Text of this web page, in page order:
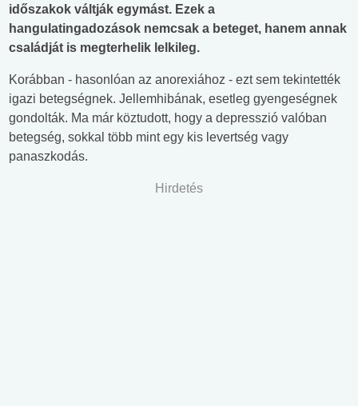
időszakok váltják egymást. Ezek a
hangulatingadozások nemcsak a beteget, hanem annak
családját is megterhelik lelkileg.
Korábban - hasonlóan az anorexiához - ezt sem tekintették
igazi betegségnek. Jellemhibának, esetleg gyengeségnek
gondolták. Ma már köztudott, hogy a depresszió valóban
betegség, sokkal több mint egy kis levertség vagy
panaszkodás.
Hirdetés